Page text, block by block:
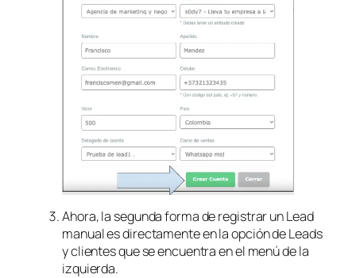
Ahora, la segunda forma de registrar un Lead
manual es directamente en la opción de Leads
y clientes que se encuentra en el menú de la
izquierda.